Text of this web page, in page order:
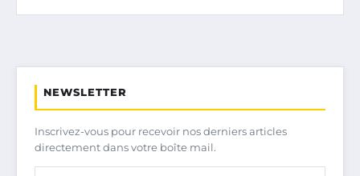
NEWSLETTER
Inscrivez-vous pour recevoir nos derniers articles
directement dans votre boîte mail.